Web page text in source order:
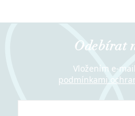
Odebírat
Vložením e-
podmínkami